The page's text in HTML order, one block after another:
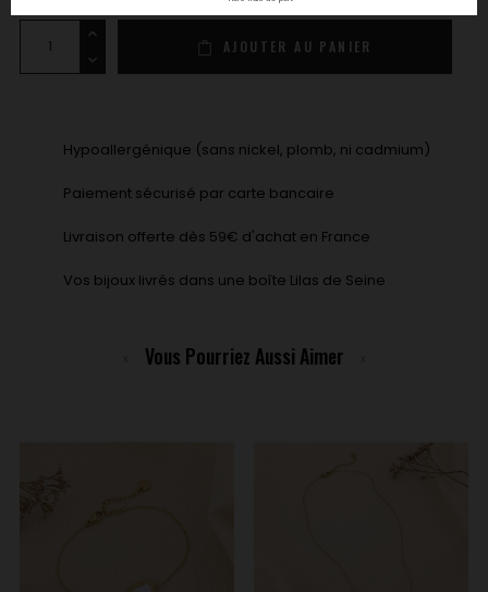
AJOUTER AU PANIER
Hypoallergénique (sans nickel, plomb, ni cadmium)
Paiement sécurisé par carte bancaire
Livraison offerte dès 59€ d'achat en France
Vos bijoux livrés dans une boîte Lilas de Seine
Vous Pourriez Aussi Aimer